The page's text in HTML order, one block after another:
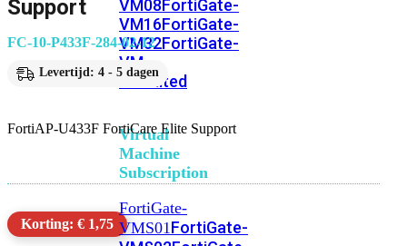
VM08FortiGate-
VM16FortiGate-
VM32FortiGate-
VM
Unlimited
Virtual
Machine
Subscription
FortiGate-
VMS01FortiGate-
Support
FC-10-P433F-284-02-12
Levertijd: 4 - 5 dagen
FortiAP-U433F FortiCare Elite Support
Korting: € 1,75